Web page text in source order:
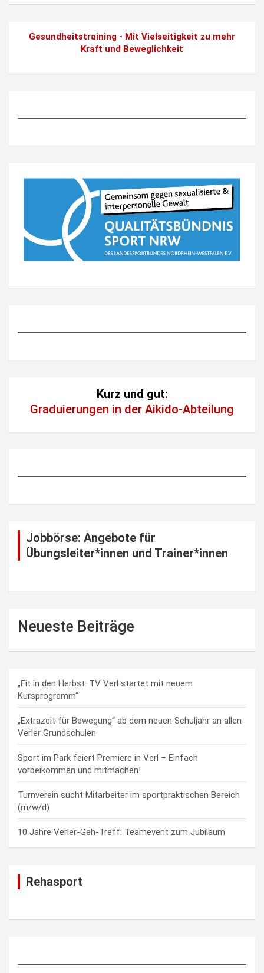
Gesundheitstraining - Mit Vielseitigkeit zu mehr
Kraft und Beweglichkeit
Kurz und gut:
Graduierungen in der Aikido-Abteilung
Jobbörse: Angebote für
Übungsleiter*innen und Trainer*innen
Neueste Beiträge
„Fit in den Herbst: TV Verl startet mit neuem
Kursprogramm“
„Extrazeit für Bewegung“ ab dem neuen Schuljahr an allen
Verler Grundschulen
Sport im Park feiert Premiere in Verl – Einfach
vorbeikommen und mitmachen!
Turnverein sucht Mitarbeiter im sportpraktischen Bereich
(m/w/d)
10 Jahre Verler-Geh-Treff: Teamevent zum Jubiläum
Rehasport